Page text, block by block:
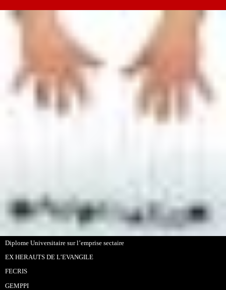
Diplome Universitaire sur l’emprise sectaire
EX HERAUTS DE L’EVANGILE
FECRIS
GEMPPI